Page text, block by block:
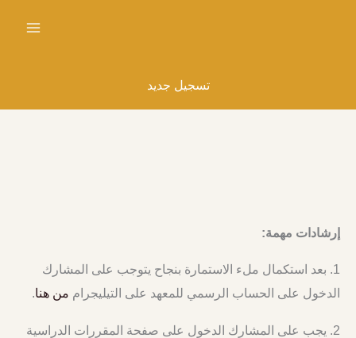
تسجيل جديد
إرشادات مهمة:
1. بعد استكمال ملء الاستمارة بنجاح يتوجب على المشارك
الدخول على الحساب الرسمي للمعهد على التيليجرام من هنا.
2. يجب على المشارك الدخول على صفحة المقررات الدراسية